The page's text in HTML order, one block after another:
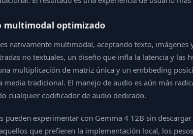
multimodal optimizado
nativamente multimodal, aceptando texto,
no textuales, un diseño que infla la latencia y
multiplicación de matriz única y un embbeding
media tradicional. El manejo de audio es aún más
cualquier codificador de audio dedicado.
pueden experimentar con Gemma 4 12B sin
que prefieren la implementación local, los